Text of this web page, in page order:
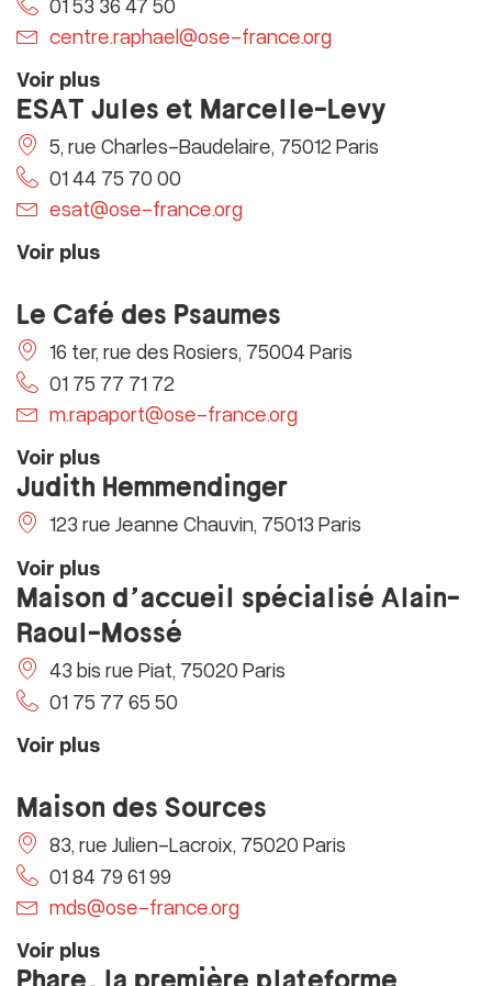
centre.raphael@ose-france.org
Voir plus
ESAT Jules et Marcelle-Levy
5, rue Charles-Baudelaire, 75012 Paris
01 44 75 70 00
esat@ose-france.org
Voir plus
Le Café des Psaumes
16 ter, rue des Rosiers, 75004 Paris
01 75 77 71 72
m.rapaport@ose-france.org
Voir plus
Judith Hemmendinger
123 rue Jeanne Chauvin, 75013 Paris
Voir plus
Maison d’accueil spécialisé Alain-
Raoul-Mossé
43 bis rue Piat, 75020 Paris
01 75 77 65 50
Voir plus
Maison des Sources
83, rue Julien-Lacroix, 75020 Paris
01 84 79 61 99
mds@ose-france.org
Voir plus